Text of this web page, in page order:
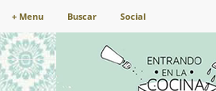
+ Menu Buscar Social